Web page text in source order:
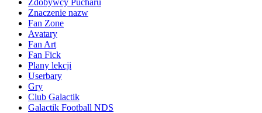
Zdobywcy Pucharu
Znaczenie nazw
Fan Zone
Avatary
Fan Art
Fan Fick
Plany lekcji
Userbary
Gry
Club Galactik
Galactik Football NDS